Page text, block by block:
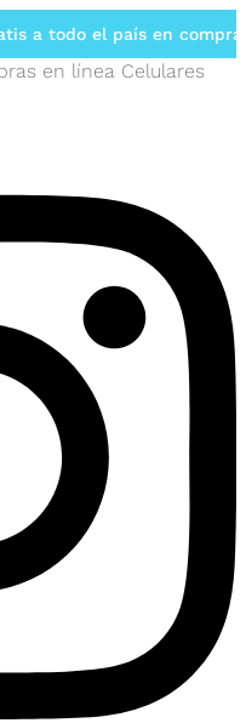
a todo el país en compras
en línea Celulares